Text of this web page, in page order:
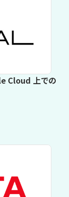
Cloud 上での